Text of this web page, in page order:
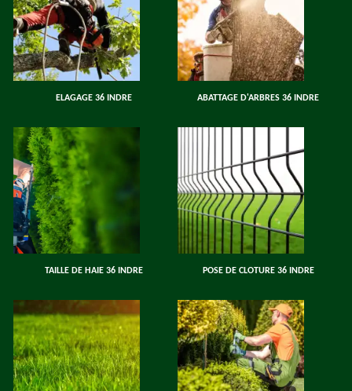
ELAGAGE 36 INDRE ABATTAGE D'ARBRES 36 INDRE
TAILLE DE HAIE 36 INDRE POSE DE CLOTURE 36 INDRE